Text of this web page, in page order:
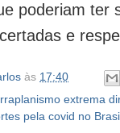
poderiam ter
e
às 17:40
extrema
pela covid no Brasil